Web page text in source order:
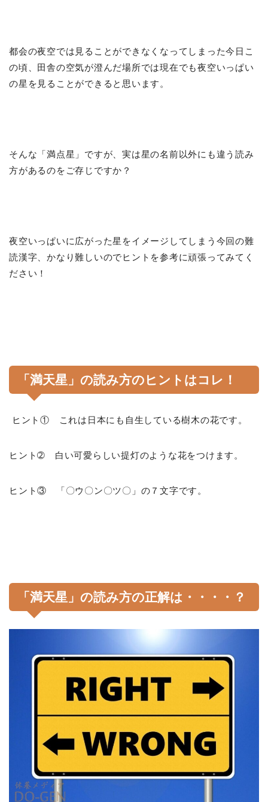
都会の夜空では見ることができなくなってしまった今日こ
の頃、田舎の空気が澄んだ場所では現在でも夜空いっぱい
の星を見ることができると思います。
そんな「満点星」ですが、実は星の名前以外にも違う読み
方があるのをご存じですか？
夜空いっぱいに広がった星をイメージしてしまう今回の難
読漢字、かなり難しいのでヒントを参考に頑張ってみてく
ださい！
「満天星」の読み方のヒントはコレ！
ヒント① これは日本にも自生している樹木の花です。
ヒント➁ 白い可愛らしい提灯のような花をつけます。
ヒント③ 「〇ウ〇ン〇ツ〇」の７文字です。
「満天星」の読み方の正解は・・・・？